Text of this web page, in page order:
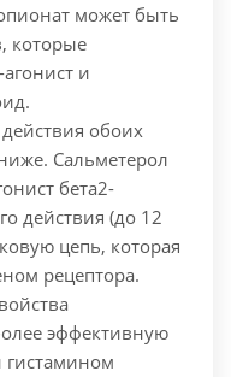
может быть
которые
и
обоих
Сальметерол
бета2-
действия (до 12
цепь, которая
рецептора.
эффективную